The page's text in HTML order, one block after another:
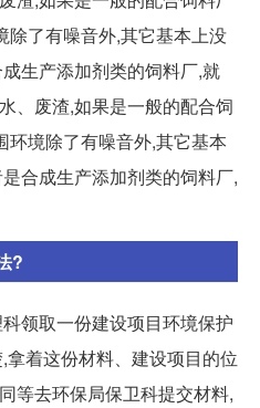
除了有噪音外,其它基本上没
生产添加剂类的饲料厂,就
、废渣,如果是一般的配合饲
环境除了有噪音外,其它基本
合成生产添加剂类的饲料厂,
?
领取一份建设项目环境保护
着这份材料、建设项目的位
等去环保局保卫科提交材料,